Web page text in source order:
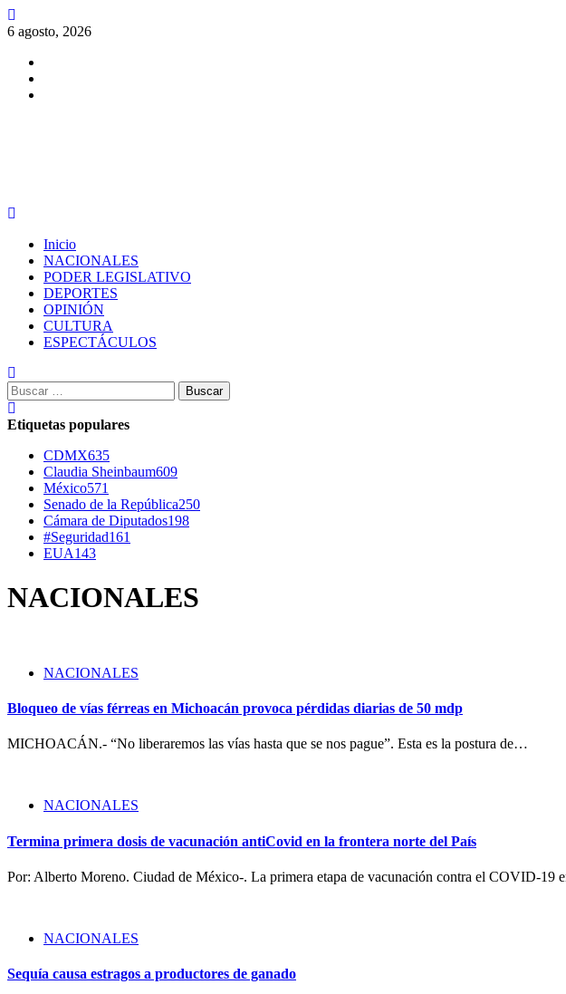
Saltar
al
6 agosto, 2026
Inicio
NACIONALES
PODER LEGISLATIVO
DEPORTES
OPINIÓN
CULTURA
ESPECTÁCULOS
Buscar:
Etiquetas populares
CDMX635
Claudia Sheinbaum609
México571
Senado de la República250
Cámara de Diputados198
#Seguridad161
EUA143
NACIONALES
NACIONALES
Bloqueo de vías férreas en Michoacán provoca pérdidas diarias de 50 mdp
MICHOACÁN.- “No liberaremos las vías hasta que se nos pague”. Esta es la postura de…
NACIONALES
Termina primera dosis de vacunación antiCovid en la frontera norte del País
Por: Alberto Moreno. Ciudad de México-. La primera etapa de vacunación contra el COVID-19
NACIONALES
Sequía causa estragos a productores de ganado